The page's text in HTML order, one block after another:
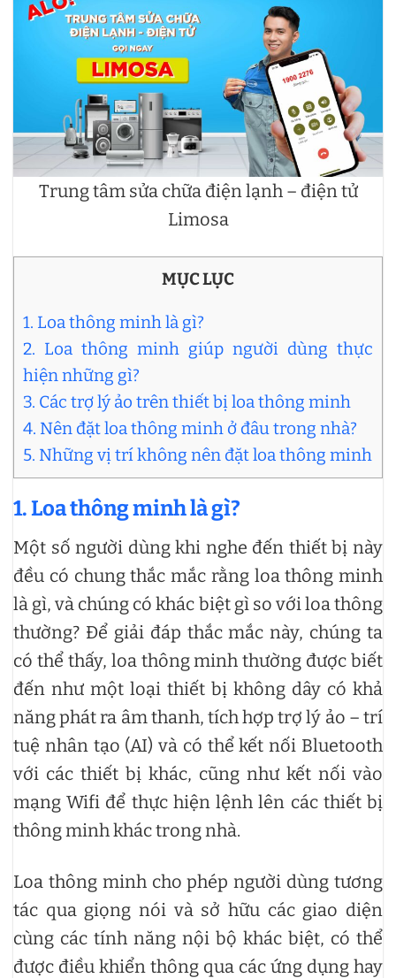
Trung tâm sửa chữa điện lạnh – điện tử
Limosa
MỤC LỤC
1. Loa thông minh là gì?
2. Loa thông minh giúp người dùng thực
hiện những gì?
3. Các trợ lý ảo trên thiết bị loa thông minh
4. Nên đặt loa thông minh ở đâu trong nhà?
5. Những vị trí không nên đặt loa thông minh
1.Loa thông minh là gì?
Một số người dùng khi nghe đến thiết bị này
đều có chung thắc mắc rằng loa thông minh
là gì, và chúng có khác biệt gì so với loa thông
thường? Để giải đáp thắc mắc này, chúng ta
có thể thấy, loa thông minh thường được biết
đến như một loại thiết bị không dây có khả
năng phát ra âm thanh, tích hợp trợ lý ảo – trí
tuệ nhân tạo (AI) và có thể kết nối Bluetooth
với các thiết bị khác, cũng như kết nối vào
mạng Wifi để thực hiện lệnh lên các thiết bị
thông minh khác trong nhà.
Loa thông minh cho phép người dùng tương
tác qua giọng nói và sở hữu các giao diện
cùng các tính năng nội bộ khác biệt, có thể
được điều khiển thông qua các ứng dụng hay